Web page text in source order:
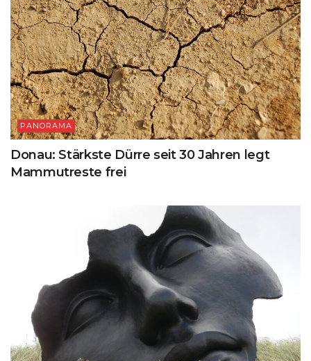
PANORAMA
Donau: Stärkste Dürre seit 30 Jahren legt
Mammutreste frei